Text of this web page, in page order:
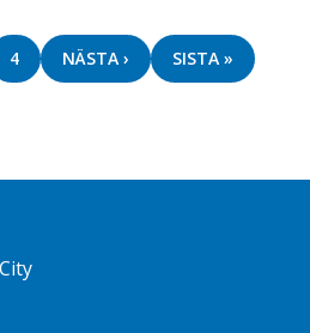
SIDA
4
NEXT
PAGE
NÄSTA ›
SISTA
SIDAN
SISTA »